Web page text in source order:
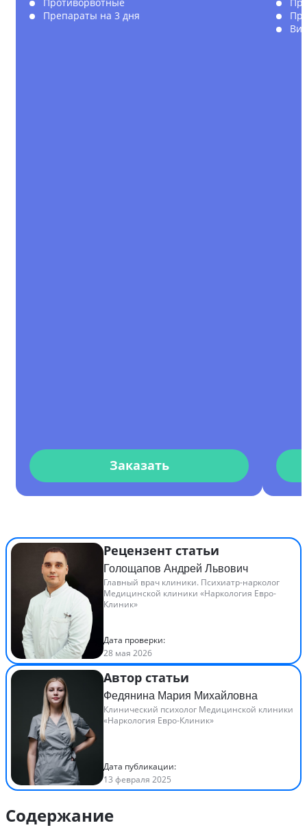
Препараты на 3 дня
Заказать
Рецензент статьи
Голощапов Андрей Львович
Главный врач клиники. Психиатр-нарколог
Медицинской клиники «Наркология Евро-
Клиник»
Дата проверки:
28 мая 2026
Автор статьи
Федянина Мария Михайловна
Клинический психолог Медицинской клиники
«Наркология Евро-Клиник»
Дата публикации:
13 февраля 2025
Содержание